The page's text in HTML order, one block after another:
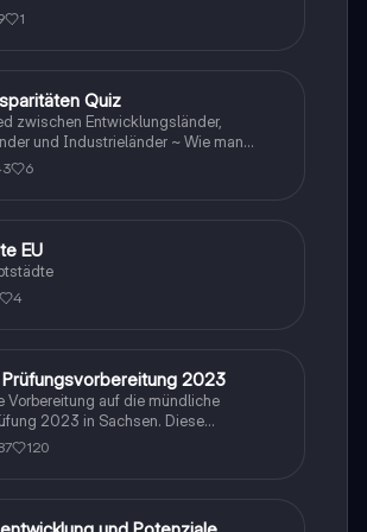
1
Erdkunde Quiz
zwischen Entwicklungsländer,
und Industrieländer ~ Wie man
kämpfen sollte
6
Erdkunde
EU
4
Erdkunde 2023
Vorbereitung auf die mündliche
2023 in Sachsen. Diese
deckt alle relevanten Themen ab,
globale Disparitäten,
die sich auf ihre Prüfungen vorbereiten
120
Erdkunde